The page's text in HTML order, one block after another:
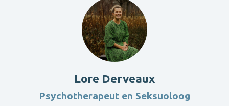
Lore Derveaux
Psychotherapeut en Seksuoloog